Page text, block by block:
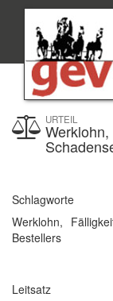
URTEIL
Schlagworte
Werklohn,
Bestellers
Leitsatz